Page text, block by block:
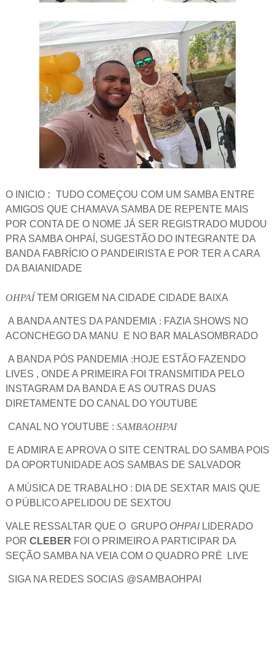
O INICIO : TUDO COMEÇOU COM UM SAMBA ENTRE
AMIGOS QUE CHAMAVA SAMBA DE REPENTE MAIS
POR CONTA DE O NOME JÁ SER REGISTRADO MUDOU
PRA SAMBA OHPAÍ, SUGESTÃO DO INTEGRANTE DA
BANDA FABRÍCIO O PANDEIRISTA E POR TER A CARA
DA BAIANIDADE
OHPAÍTEM ORIGEM NA CIDADE CIDADE BAIXA
A BANDA ANTES DA PANDEMIA : FAZIA SHOWS NO
ACONCHEGO DA MANU E NO BAR MALASOMBRADO
A BANDA PÓS PANDEMIA :HOJE ESTÃO FAZENDO
LIVES , ONDE A PRIMEIRA FOI TRANSMITIDA PELO
INSTAGRAM DA BANDA E AS OUTRAS DUAS
DIRETAMENTE DO CANAL DO YOUTUBE
CANAL NO YOUTUBE : SAMBAOHPAI
E ADMIRA E APROVA O SITE CENTRAL DO SAMBA POIS
DA OPORTUNIDADE AOS SAMBAS DE SALVADOR
A MÚSICA DE TRABALHO : DIA DE SEXTAR MAIS QUE
O PÚBLICO APELIDOU DE SEXTOU
VALE RESSALTAR QUE O GRUPO OHPAILIDERADO
POR CLEBER FOI O PRIMEIRO A PARTICIPAR DA
SEÇÃO SAMBA NA VEIA COM O QUADRO PRÉ LIVE
SIGA NA REDES SOCIAS @SAMBAOHPAI